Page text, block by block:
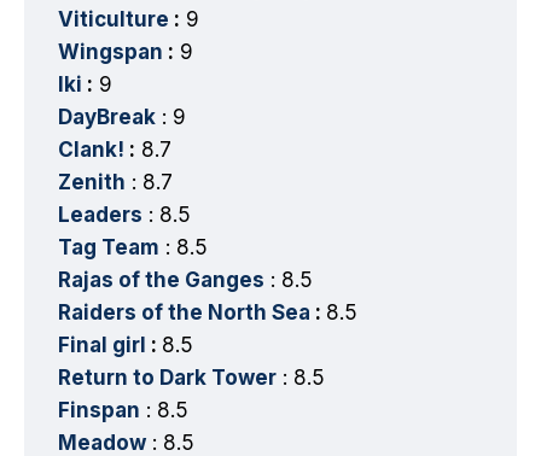
Viticulture : 9
Wingspan : 9
Iki : 9
DayBreak : 9
Clank! : 8.7
Zenith : 8.7
Leaders : 8.5
Tag Team : 8.5
Rajas of the Ganges : 8.5
Raiders of the North Sea : 8.5
Final girl : 8.5
Return to Dark Tower : 8.5
Finspan : 8.5
Meadow : 8.5